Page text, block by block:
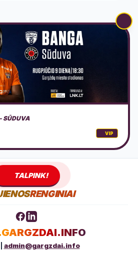
VIP
TALPINK!
RENGINIAI
admin@gargzdai.info